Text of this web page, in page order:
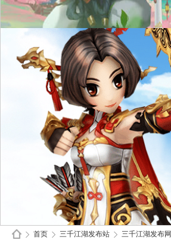
首页 三千江湖发布站 三千江湖发布网